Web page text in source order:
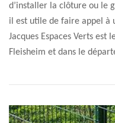
d’installer la clôture ou le
il est utile de faire appel à
Jacques Espaces Verts
Fleisheim et dans le